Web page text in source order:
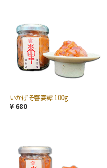
いかげそ響宴譚 100g
¥ 680